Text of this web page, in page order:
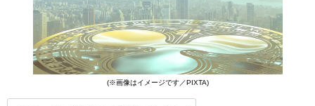
(※画像はイメージです／PIXTA)